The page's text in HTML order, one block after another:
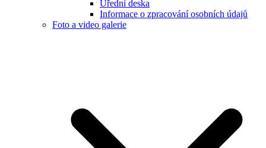
Úřední deska
Informace o zpracování osobních údajů
Foto a video galerie